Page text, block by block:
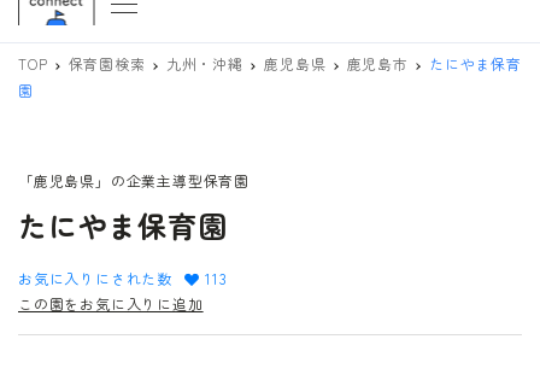
TOP 保育園検索 九州・沖縄 鹿児島県 鹿児島市
たにやま保育
園
「鹿児島県」の企業主導型保育園
たにやま保育園
お気に入りにされた数
113
この園をお気に入りに追加